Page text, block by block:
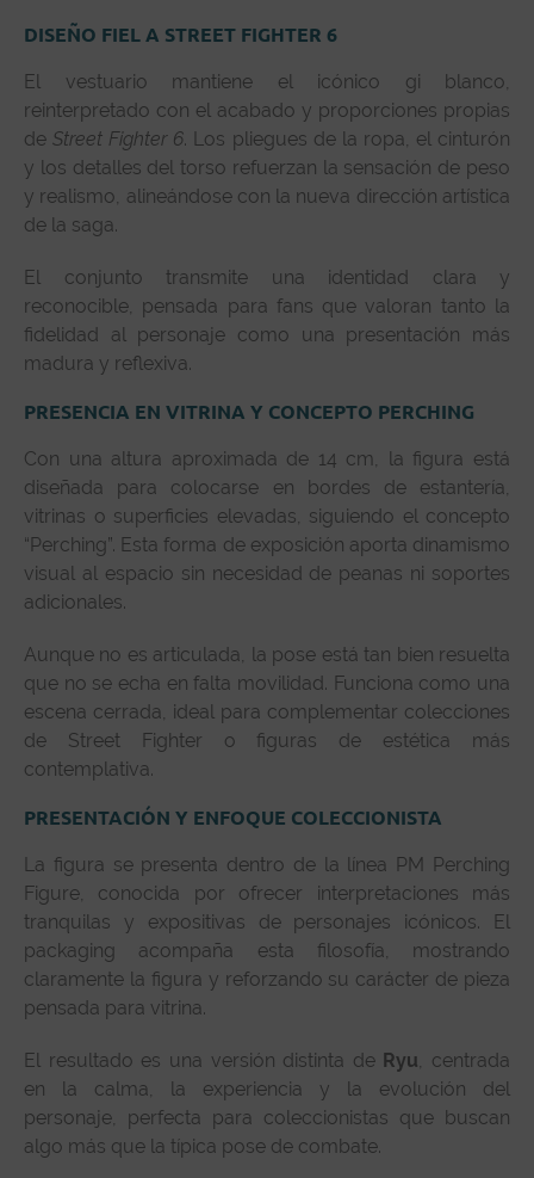
DISEÑO FIEL A STREET FIGHTER 6
El vestuario mantiene el icónico gi blanco,
reinterpretado con el acabado y proporciones propias
deStreet Fighter 6. Los pliegues de la ropa, el cinturón
y los detalles del torso refuerzan la sensación de peso
y realismo, alineándose con la nueva dirección artística
de la saga.
El conjunto transmite una identidad clara y
reconocible, pensada para fans que valoran tanto la
fidelidad al personaje como una presentación más
madura y reflexiva.
PRESENCIA EN VITRINA Y CONCEPTO PERCHING
Con una altura aproximada de 14 cm, la figura está
diseñada para colocarse en bordes de estantería,
vitrinas o superficies elevadas, siguiendo el concepto
“Perching”. Esta forma de exposición aporta dinamismo
visual al espacio sin necesidad de peanas ni soportes
adicionales.
Aunque no es articulada, la pose está tan bien resuelta
que no se echa en falta movilidad. Funciona como una
escena cerrada, ideal para complementar colecciones
de Street Fighter o figuras de estética más
contemplativa.
PRESENTACIÓN Y ENFOQUE COLECCIONISTA
La figura se presenta dentro de la línea PM Perching
Figure, conocida por ofrecer interpretaciones más
tranquilas y expositivas de personajes icónicos. El
packaging acompaña esta filosofía, mostrando
claramente la figura y reforzando su carácter de pieza
pensada para vitrina.
El resultado es una versión distinta de Ryu, centrada
en la calma, la experiencia y la evolución del
personaje, perfecta para coleccionistas que buscan
algo más que la típica pose de combate.